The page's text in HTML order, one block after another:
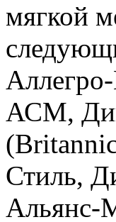
мягкой
АСМ,
Стиль,
Альянс-